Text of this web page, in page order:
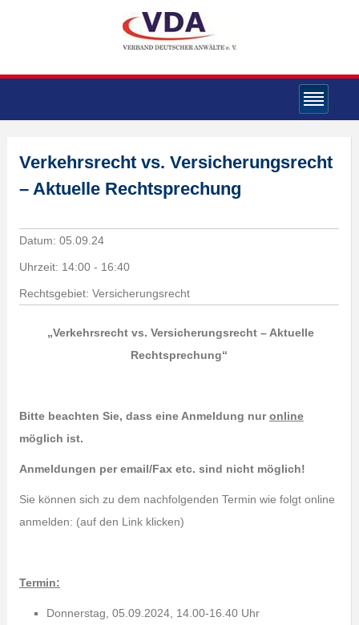
Verkehrsrecht vs. Versicherungsrecht
– Aktuelle Rechtsprechung
Datum: 05.09.24
Uhrzeit: 14:00 - 16:40
Rechtsgebiet: Versicherungsrecht
„Verkehrsrecht vs. Versicherungsrecht – Aktuelle
Rechtsprechung“
Bitte beachten Sie, dass eine Anmeldung nuronline
möglich ist.
Anmeldungen per email/Fax etc. sind nicht möglich!
Sie können sich zu dem nachfolgenden Termin wie folgt online
anmelden: (auf den Link klicken)
Termin:
Donnerstag, 05.09.2024, 14.00-16.40 Uhr